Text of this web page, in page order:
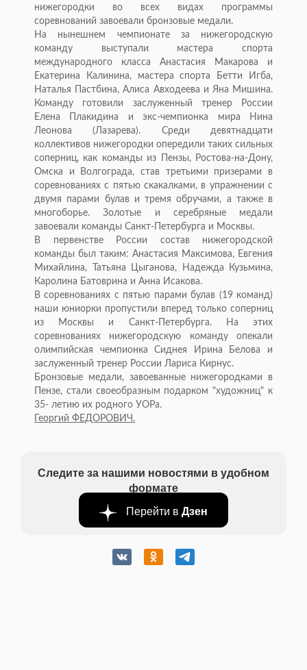
нижегородки во всех видах программы
соревнований завоевали бронзовые медали.
На нынешнем чемпионате за нижегородскую
команду выступали мастера спорта
международного класса Анастасия Макарова и
Екатерина Калинина, мастера спорта Бетти Игба,
Наталья Пастбина, Алиса Авходеева и Яна Мишина.
Команду готовили заслуженный тренер России
Елена Плакидина и экс-чемпионка мира Нина
Леонова (Лазарева). Среди девятнадцати
коллективов нижегородки опередили таких сильных
соперниц, как команды из Пензы, Ростова-на-Дону,
Омска и Волгограда, став третьими призерами в
соревнованиях с пятью скакалками, в упражнении с
двумя парами булав и тремя обручами, а также в
многоборье. Золотые и серебряные медали
завоевали команды Санкт-Петербурга и Москвы.
В первенстве России состав нижегородской
команды был таким: Анастасия Максимова, Евгения
Михайлина, Татьяна Цыганова, Надежда Кузьмина,
Каролина Батоврина и Анна Исакова.
В соревнованиях с пятью парами булав (19 команд)
наши юниорки пропустили вперед только соперниц
из Москвы и Санкт-Петербурга. На этих
соревнованиях нижегородскую команду опекали
олимпийская чемпионка Сиднея Ирина Белова и
заслуженный тренер России Лариса Кирнус.
Бронзовые медали, завоеванные нижегородками в
Пензе, стали своеобразным подарком "художниц" к
35- летию их родного УОРа.
Георгий ФЕДОРОВИЧ.
Следите за нашими новостями в удобном
формате
Перейти в Дзен